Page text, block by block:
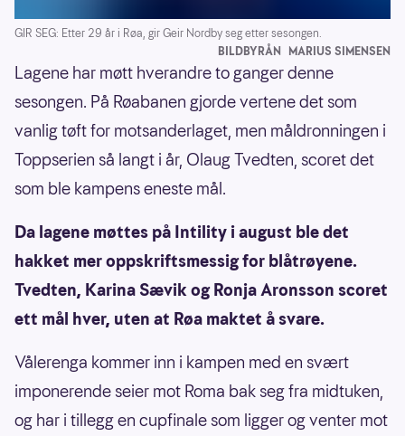
GIR SEG: Etter 29 år i Røa, gir Geir Nordby seg etter sesongen.
BILDBYRÅN MARIUS SIMENSEN
Lagene har møtt hverandre to ganger denne
sesongen. På Røabanen gjorde vertene det som
vanlig tøft for motsanderlaget, men måldronningen i
Toppserien så langt i år, Olaug Tvedten, scoret det
som ble kampens eneste mål.
Da lagene møttes på Intility i august ble det
hakket mer oppskriftsmessig for blåtrøyene.
Tvedten, Karina Sævik og Ronja Aronsson scoret
ett mål hver, uten at Røa maktet å svare.
Vålerenga kommer inn i kampen med en svært
imponerende seier mot Roma bak seg fra midtuken,
og har i tillegg en cupfinale som ligger og venter mot